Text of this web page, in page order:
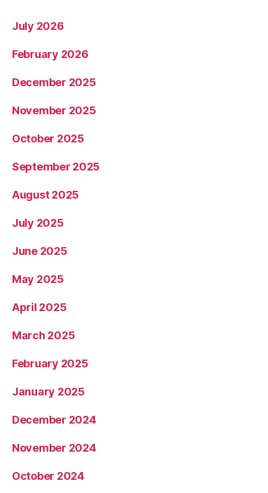
July 2026
February 2026
December 2025
November 2025
October 2025
September 2025
August 2025
July 2025
June 2025
May 2025
April 2025
March 2025
February 2025
January 2025
December 2024
November 2024
October 2024